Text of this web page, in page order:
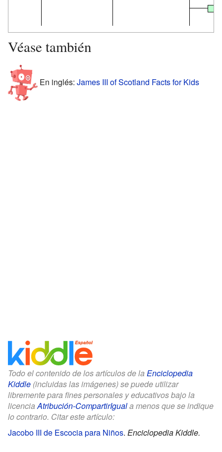
Véase también
En inglés: James III of Scotland Facts for Kids
Todo el contenido de los artículos de la Enciclopedia
Kiddle (incluidas las imágenes) se puede utilizar
libremente para fines personales y educativos bajo la
licenciaAtribución-CompartirIguala menos que se indique
lo contrario. Citar este artículo:
Jacobo III de Escocia para Niños. Enciclopedia Kiddle.